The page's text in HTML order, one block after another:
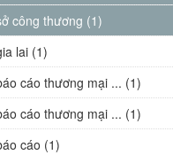
công thương (1)
lai (1)
cáo thương mại ... (1)
cáo thương mại ... (1)
cáo (1)